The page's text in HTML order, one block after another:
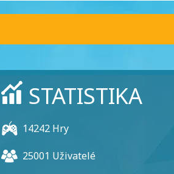
STATISTIKA
14242 Hry
25001 Uživatelé